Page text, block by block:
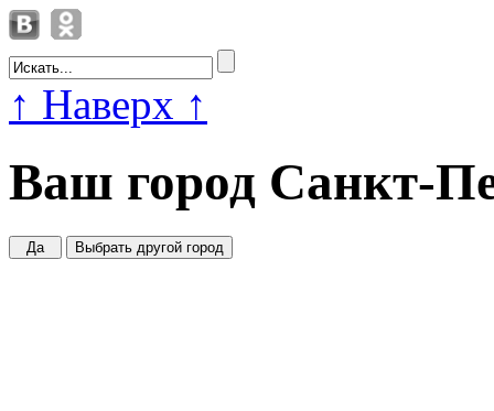
↑ Наверх ↑
Ваш город Санкт-
Да Выбрать другой город